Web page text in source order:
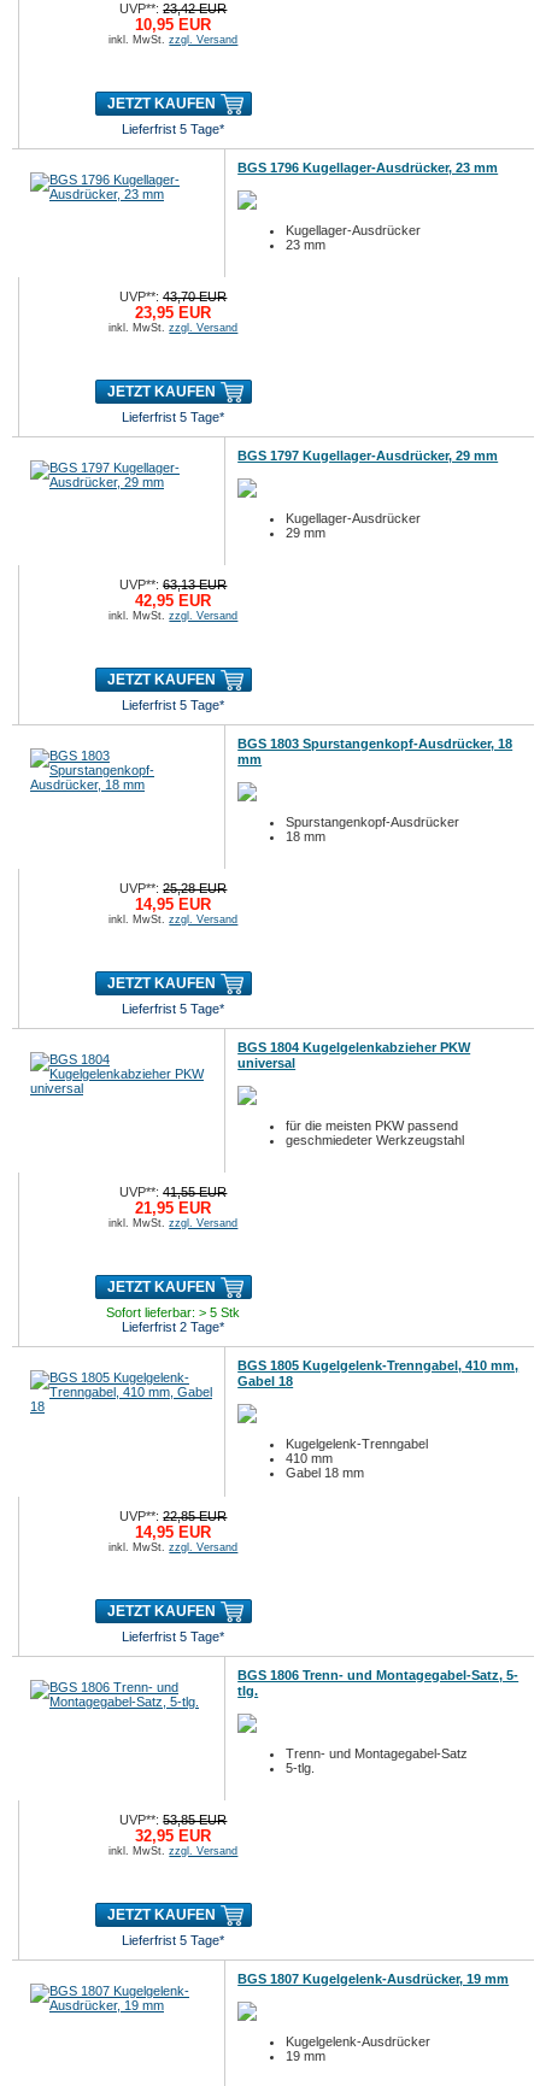
UVP**:23,42 EUR
10,95 EUR
inkl. MwSt.zzgl. Versand
JETZT KAUFEN
Lieferfrist 5 Tage*
BGS 1796 Kugellager-Ausdrücker, 23 mm
Kugellager-Ausdrücker
23 mm
UVP**:43,70 EUR
23,95 EUR
inkl. MwSt.zzgl. Versand
JETZT KAUFEN
Lieferfrist 5 Tage*
BGS 1797 Kugellager-Ausdrücker, 29 mm
Kugellager-Ausdrücker
29 mm
UVP**:63,13 EUR
42,95 EUR
inkl. MwSt.zzgl. Versand
JETZT KAUFEN
Lieferfrist 5 Tage*
BGS 1803 Spurstangenkopf-Ausdrücker, 18
mm
Spurstangenkopf-Ausdrücker
18 mm
UVP**:25,28 EUR
14,95 EUR
inkl. MwSt.zzgl. Versand
JETZT KAUFEN
Lieferfrist 5 Tage*
BGS 1804 Kugelgelenkabzieher PKW
universal
für die meisten PKW passend
geschmiedeter Werkzeugstahl
UVP**:41,55 EUR
21,95 EUR
inkl. MwSt.zzgl. Versand
JETZT KAUFEN
Sofort lieferbar: > 5 Stk
Lieferfrist 2 Tage*
BGS 1805 Kugelgelenk-Trenngabel, 410 mm,
Gabel 18
Kugelgelenk-Trenngabel
410 mm
Gabel 18 mm
UVP**:22,85 EUR
14,95 EUR
inkl. MwSt.zzgl. Versand
JETZT KAUFEN
Lieferfrist 5 Tage*
BGS 1806 Trenn- und Montagegabel-Satz, 5-
tlg.
Trenn- und Montagegabel-Satz
5-tlg.
UVP**:53,85 EUR
32,95 EUR
inkl. MwSt.zzgl. Versand
JETZT KAUFEN
Lieferfrist 5 Tage*
BGS 1807 Kugelgelenk-Ausdrücker, 19 mm
Kugelgelenk-Ausdrücker
19 mm